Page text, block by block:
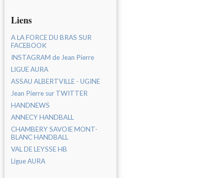
Liens
A LA FORCE DU BRAS SUR
FACEBOOK
INSTAGRAM de Jean Pierre
LIGUE AURA
ASSAU ALBERTVILLE - UGINE
Jean Pierre sur TWITTER
HANDNEWS
ANNECY HANDBALL
CHAMBERY SAVOIE MONT-
BLANC HANDBALL
VAL DE LEYSSE HB
Ligue AURA